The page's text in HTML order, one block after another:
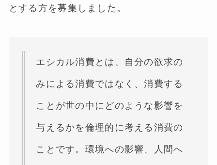
とする方を募集しました。
エシカル消費とは、自分の欲求の
みによる消費ではなく、消費する
ことが世の中にどのような影響を
与えるかを倫理的に考える消費の
ことです。環境への影響、人間へ